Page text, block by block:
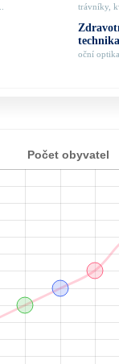
trávníky,
technika
oční